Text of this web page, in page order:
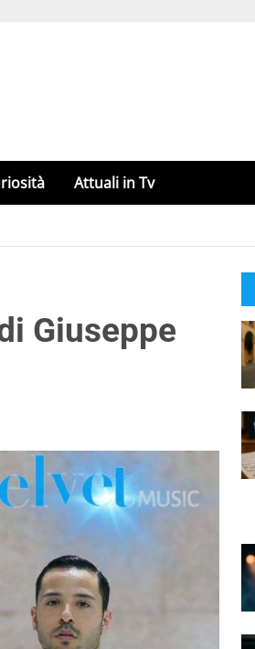
Attuali in Tv
Giuseppe